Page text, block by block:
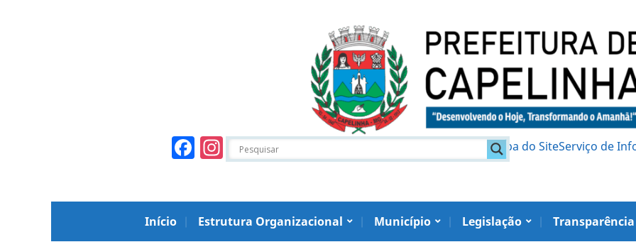
Facebook
Instagram Mapa do SiteServiço de
Início Estrutura Organizacional Município Legislação Transparência